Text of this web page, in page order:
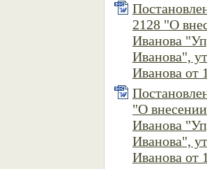
2128 "О
Иванова
Иванова",
Иванова от
"О
Иванова
Иванова",
Иванова от